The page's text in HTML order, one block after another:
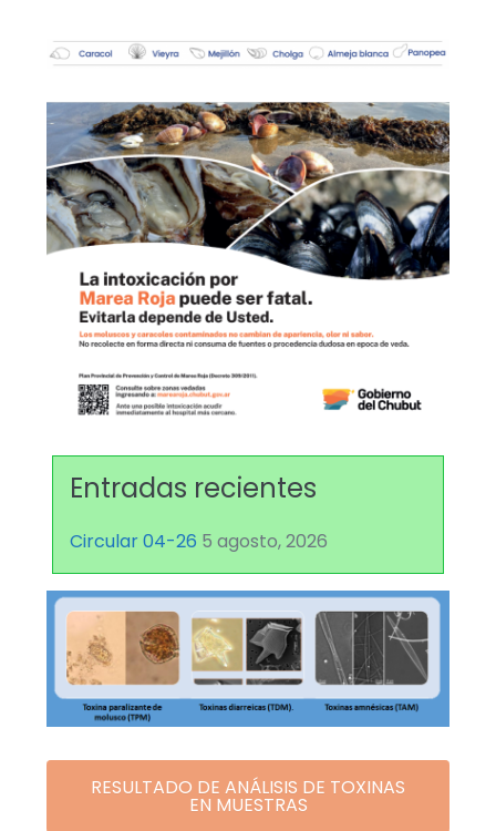
Entradas recientes
Circular 04-26 5 agosto, 2026
RESULTADO DE ANÁLISIS DE TOXINAS
EN MUESTRAS